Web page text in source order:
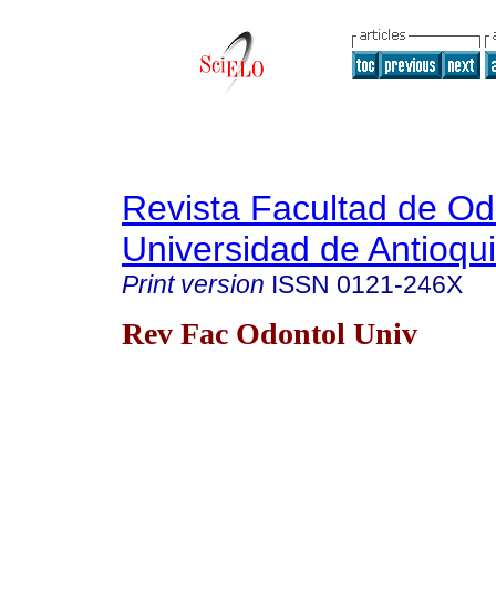
Revista Facultad de
Universidad de
Print version ISSN 0121-246X
Rev Fac Odontol Univ